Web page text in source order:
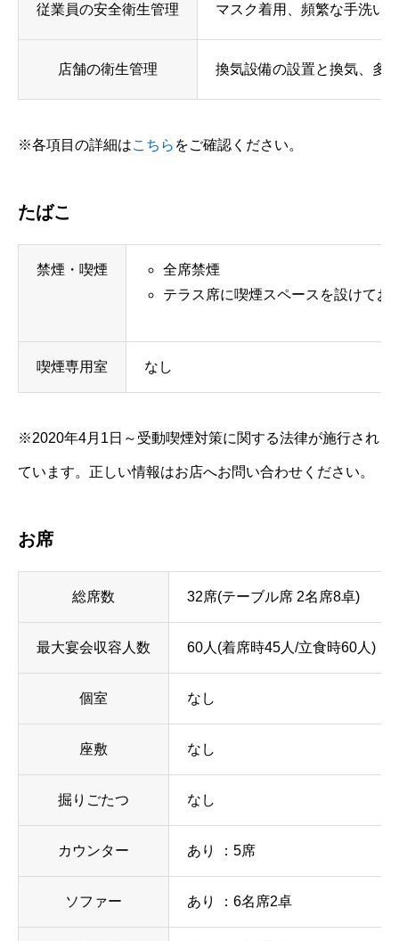
従業員の安全衛生管理 マスク着用、頻繁な手洗い
店舗の衛生管理 換気設備の設置と換気、多
※各項目の詳細はこちら をご確認ください。
たばこ
禁煙・喫煙
全席禁煙
テラス席に喫煙スペースを設けてお
喫煙専用室 なし
※2020年4月1日～受動喫煙対策に関する法律が施行され
ています。正しい情報はお店へお問い合わせください。
お席
総席数 32席(テーブル席 2名席8卓)
最大宴会収容人数 60人(着席時45人/立食時60人)
個室 なし
座敷 なし
掘りごたつ なし
カウンター あり ：5席
ソファー あり ：6名席2卓